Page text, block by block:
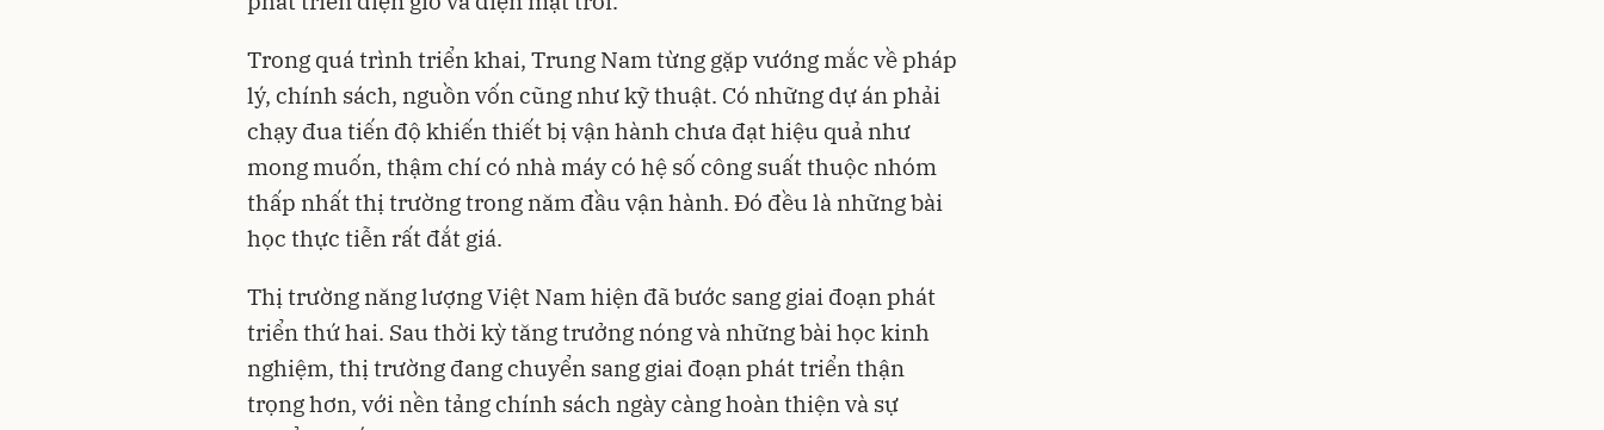
Trong quá trình triển khai, Trung Nam từng gặp vướng mắc về pháp
lý, chính sách, nguồn vốn cũng như kỹ thuật. Có những dự án phải
chạy đua tiến độ khiến thiết bị vận hành chưa đạt hiệu quả như
mong muốn, thậm chí có nhà máy có hệ số công suất thuộc nhóm
thấp nhất thị trường trong năm đầu vận hành. Đó đều là những bài
học thực tiễn rất đắt giá.
Thị trường năng lượng Việt Nam hiện đã bước sang giai đoạn phát
triển thứ hai. Sau thời kỳ tăng trưởng nóng và những bài học kinh
nghiệm, thị trường đang chuyển sang giai đoạn phát triển thận
trọng hơn, với nền tảng chính sách ngày càng hoàn thiện và sự